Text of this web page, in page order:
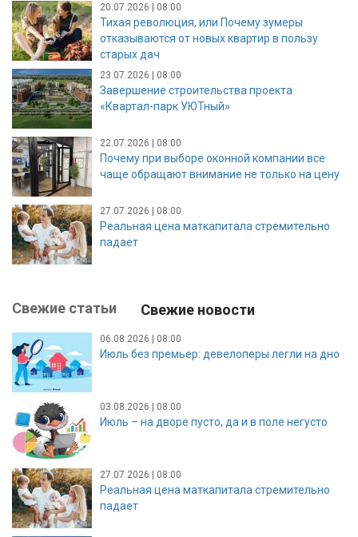
20.07.2026 | 08:00
Тихая революция, или Почему зумеры
отказываются от новых квартир в пользу
старых дач
23.07.2026 | 08:00
Завершение строительства проекта
«Квартал-парк УЮТный»
22.07.2026 | 08:00
Почему при выборе оконной компании все
чаще обращают внимание не только на цену
27.07.2026 | 08:00
Реальная цена маткапитала стремительно
падает
Свежие статьи Свежие новости
06.08.2026 | 08:00
Июль без премьер: девелоперы легли на дно
03.08.2026 | 08:00
Июль – на дворе пусто, да и в поле негусто
27.07.2026 | 08:00
Реальная цена маткапитала стремительно
падает